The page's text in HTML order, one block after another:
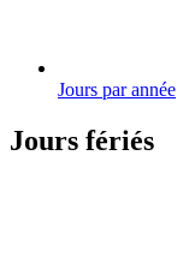
Jours par année
Jours fériés